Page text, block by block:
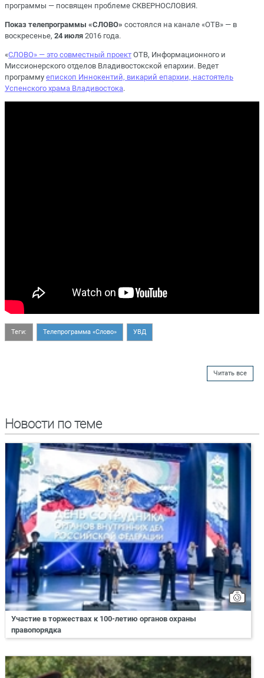
программы — посвящен проблеме СКВЕРНОСЛОВИЯ.
Показ телепрограммы «СЛОВО» состоялся на канале «ОТВ» — в
воскресенье, 24 июля 2016 года.
«СЛОВО» — это совместный проект ОТВ, Информационного и
Миссионерского отделов Владивостокской епархии. Ведет
программу епископ Иннокентий, викарий епархии, настоятель
Успенского храма Владивостока.
Теги: Телепрограмма «Слово» УВД
Читать все
Новости по теме
Участие в торжествах к 100-летию органов охраны
правопорядка